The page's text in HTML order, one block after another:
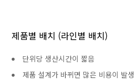
제품별 배치 (라인별 배치)
단위당 생산시간이 짧음
제품 설계가 바뀌면 많은 비용이 발생